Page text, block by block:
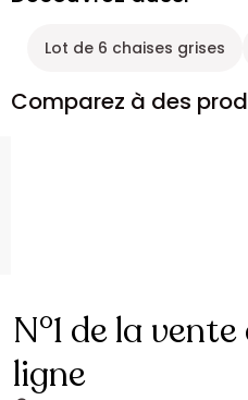
Lot de 6 chaises grises
Comparez à des
N°1 de la
ligne